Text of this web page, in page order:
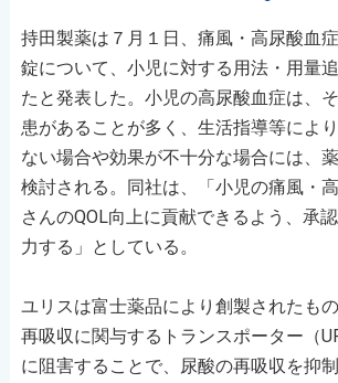
持田製薬は７月１日、痛風・高尿酸血
錠について、小児に対する用法・用量
たと発表した。小児の高尿酸血症は、
患があることが多く、生活指導等によ
ない場合や効果が不十分な場合には、
検討される。同社は、「小児の痛風・
さんのQOL向上に貢献できるよう、承
力する」としている。
ユリスは富士薬品により創製されたも
再吸収に関与するトランスポーター（
に阻害することで、尿酸の再吸収を抑